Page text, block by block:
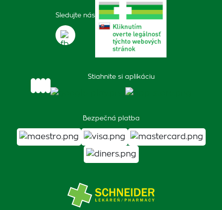
Sledujte nás
Stiahnite si aplikáciu
Bezpečná platba